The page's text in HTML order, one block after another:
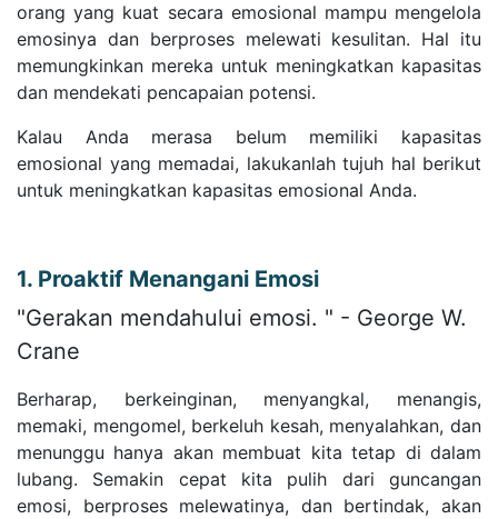
orang yang kuat secara emosional mampu mengelola
emosinya dan berproses melewati kesulitan. Hal itu
memungkinkan mereka untuk meningkatkan kapasitas
dan mendekati pencapaian potensi.
Kalau Anda merasa belum memiliki kapasitas
emosional yang memadai, lakukanlah tujuh hal berikut
untuk meningkatkan kapasitas emosional Anda.
1. Proaktif Menangani Emosi
"Gerakan mendahului emosi. " - George W.
Crane
Berharap, berkeinginan, menyangkal, menangis,
memaki, mengomel, berkeluh kesah, menyalahkan, dan
menunggu hanya akan membuat kita tetap di dalam
lubang. Semakin cepat kita pulih dari guncangan
emosi, berproses melewatinya, dan bertindak, akan